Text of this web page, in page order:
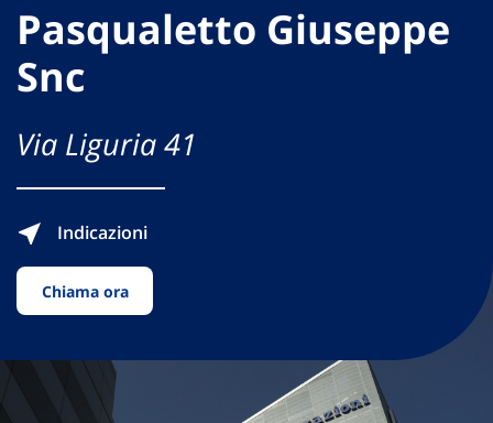
Pasqualetto Giuseppe
Snc
Via Liguria 41
Indicazioni
Chiama ora